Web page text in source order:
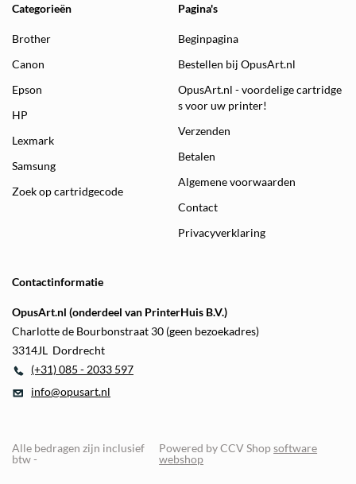
Categorieën
Brother
Canon
Epson
HP
Lexmark
Samsung
Zoek op cartridgecode
Pagina's
Beginpagina
Bestellen bij OpusArt.nl
OpusArt.nl - voordelige cartridge
s voor uw printer!
Verzenden
Betalen
Algemene voorwaarden
Contact
Privacyverklaring
Contactinformatie
OpusArt.nl (onderdeel van PrinterHuis B.V.)
Charlotte de Bourbonstraat 30 (geen bezoekadres)
3314JL Dordrecht
(+31) 085 - 2033 597
info@opusart.nl
Alle bedragen zijn inclusief
btw -
Powered by CCV Shopsoftware
webshop